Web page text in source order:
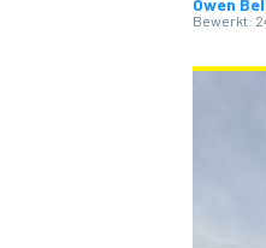
MOTOGP
Owen
Bewerkt: